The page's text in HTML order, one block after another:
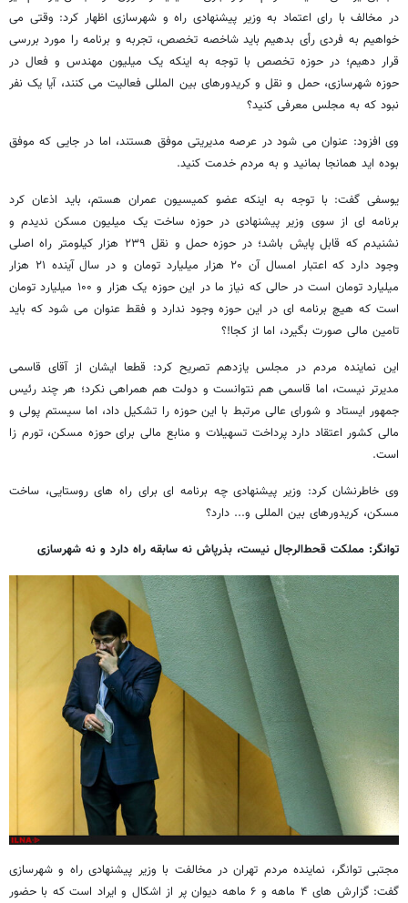
در مخالف با رای اعتماد به وزیر پیشنهادی راه و شهرسازی اظهار کرد: وقتی می
خواهیم به فردی رأی بدهیم باید شاخصه تخصص، تجربه و برنامه را مورد بررسی
قرار دهیم؛ در حوزه تخصص با توجه به اینکه یک میلیون مهندس و فعال در
حوزه شهرسازی، حمل و نقل و کریدورهای بین المللی فعالیت می کنند، آیا یک نفر
نبود که به مجلس معرفی کنید؟
وی افزود: عنوان می شود در عرصه مدیریتی موفق هستند، اما در جایی که موفق
بوده اید همانجا بمانید و به مردم خدمت کنید.
یوسفی گفت: با توجه به اینکه عضو کمیسیون عمران هستم، باید اذعان کرد
برنامه ای از سوی وزیر پیشنهادی در حوزه ساخت یک میلیون مسکن ندیدم و
نشنیدم که قابل پایش باشد؛ در حوزه حمل و نقل ۲۳۹ هزار کیلومتر راه اصلی
وجود دارد که اعتبار امسال آن ۲۰ هزار میلیارد تومان و در سال آینده ۲۱ هزار
میلیارد تومان است در حالی که نیاز ما در این حوزه یک هزار و ۱۰۰ میلیارد تومان
است که هیچ برنامه ای در این حوزه وجود ندارد و فقط عنوان می شود که باید
تامین مالی صورت بگیرد، اما از کجا!؟
این نماینده مردم در مجلس یازدهم تصریح کرد: قطعا ایشان از آقای قاسمی
مدیرتر نیست، اما قاسمی هم نتوانست و دولت هم همراهی نکرد؛ هر چند رئیس
جمهور ایستاد و شورای عالی مرتبط با این حوزه را تشکیل داد، اما سیستم پولی و
مالی کشور اعتقاد دارد پرداخت تسهیلات و منابع مالی برای حوزه مسکن، تورم زا
است.
وی خاطرنشان کرد: وزیر پیشنهادی چه برنامه ای برای راه های روستایی، ساخت
مسکن، کریدورهای بین المللی و... دارد؟
توانگر: مملکت قحط‌الرجال نیست، بذرپاش نه سابقه راه دارد و نه شهرسازی
مجتبی توانگر، نماینده مردم تهران در مخالفت با وزیر پیشنهادی راه و شهرسازی
گفت: گزارش های ۴ ماهه و ۶ ماهه دیوان پر از اشکال و ایراد است که با حضور